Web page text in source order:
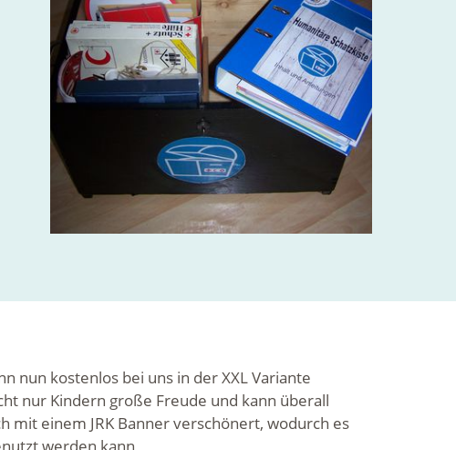
nun kostenlos bei uns in der XXL Variante
nur Kindern große Freude und kann überall
mit einem JRK Banner verschönert, wodurch es
werden kann